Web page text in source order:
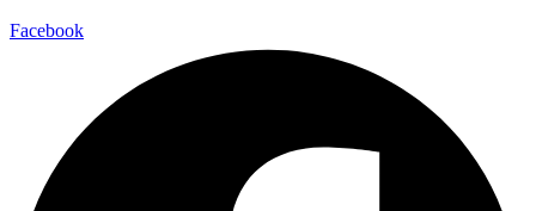
Facebook